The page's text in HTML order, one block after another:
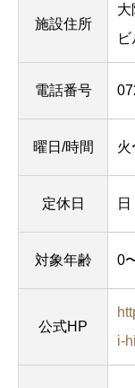
施設住所
大
電話番号
曜日/時間 火
定休日
対象年齢 0
公式HP
i-